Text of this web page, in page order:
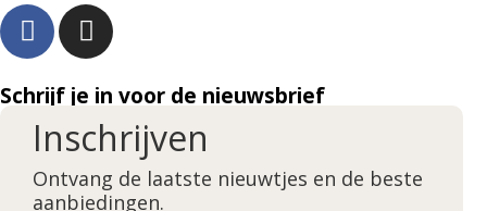
Schrijf je in voor de nieuwsbrief
Inschrijven
Ontvang de laatste nieuwtjes en de beste
aanbiedingen.